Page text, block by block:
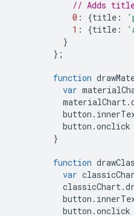
// Adds
0 : {title :
1 : {title :
}
};
function
var
materialChart.
button .
button .onclick
}
function
var
classicChart.
button .
button .onclick